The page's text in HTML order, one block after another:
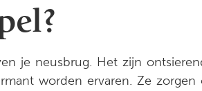
je neusbrug. Het zijn
worden ervaren. Ze